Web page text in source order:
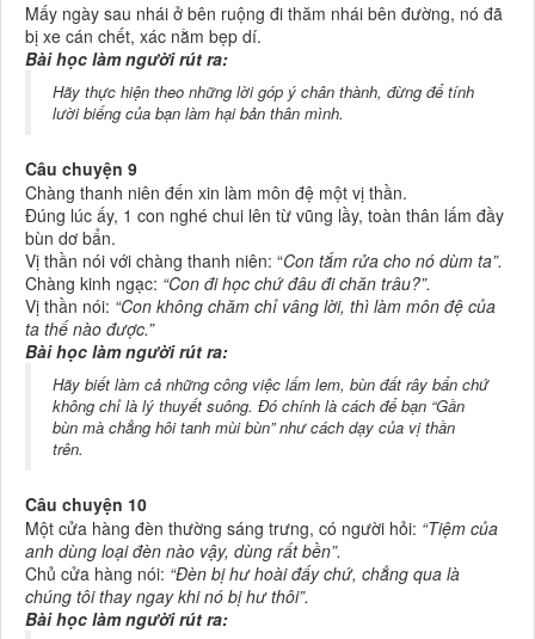
Mấy ngày sau nhái ở bên ruộng đi thăm nhái bên đường, nó đã
bị xe cán chết, xác nằm bẹp dí.
Bài học làm người rút ra:
Hãy thực hiện theo những lời góp ý chân thành, đừng để tính
lười biếng của bạn làm hại bản thân mình.
Câu chuyện 9
Chàng thanh niên đến xin làm môn đệ một vị thần.
Đúng lúc ấy, 1 con nghé chui lên từ vũng lầy, toàn thân lấm đầy
bùn dơ bẩn.
Vị thần nói với chàng thanh niên: “Con tắm rửa cho nó dùm ta”.
Chàng kinh ngạc: “Con đi học chứ đâu đi chăn trâu?”.
Vị thần nói: “Con không chăm chỉ vâng lời, thì làm môn đệ của
ta thế nào được.”
Bài học làm người rút ra:
Hãy biết làm cả những công việc lấm lem, bùn đất rây bẩn chứ
không chỉ là lý thuyết suông. Đó chính là cách để bạn “Gần
bùn mà chẳng hôi tanh mùi bùn” như cách dạy của vị thần
trên.
Câu chuyện 10
Một cửa hàng đèn thường sáng trưng, có người hỏi: “Tiệm của
anh dùng loại đèn nào vậy, dùng rất bền”.
Chủ cửa hàng nói: “Đèn bị hư hoài đấy chứ, chẳng qua là
chúng tôi thay ngay khi nó bị hư thôi”.
Bài học làm người rút ra: